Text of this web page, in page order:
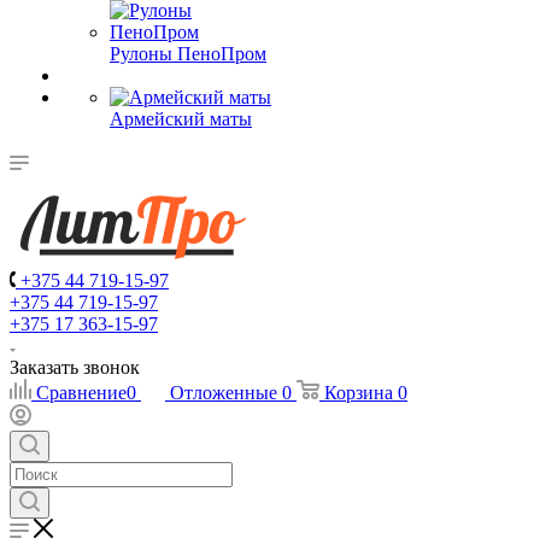
Рулоны ПеноПром
Армейский маты
+375 44 719-15-97
+375 44 719-15-97
+375 17 363-15-97
Заказать звонок
Сравнение0 Отложенные 0 Корзина 0